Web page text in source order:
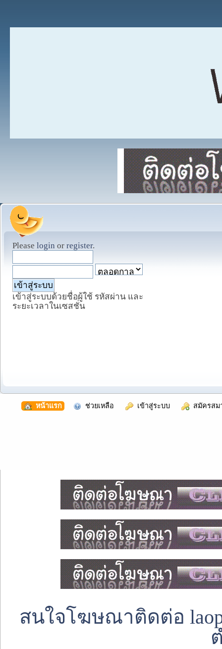
Please login or register.
เข้าสู่ระบบด้วยชื่อผู้ใช้ รหัสผ่าน และ
ระยะเวลาในเซสชั่น
หน้าแรก ช่วยเหลือ เข้าสู่ระบบ สมัครสม
สนใจโฆษณาติดต่อ